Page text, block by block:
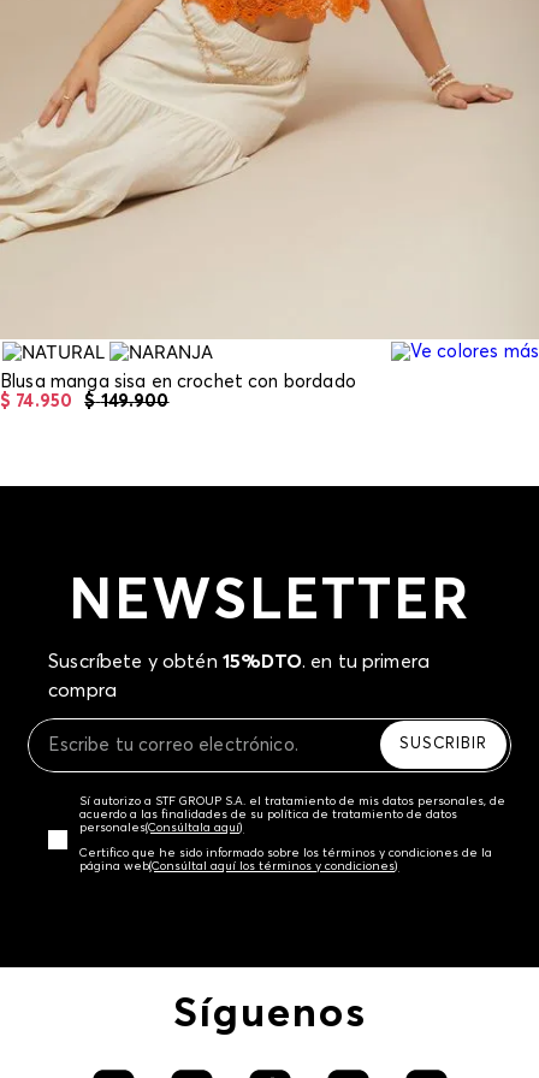
Blusa manga sisa en crochet con bordado
$ 149.900
$ 74.950
NEWSLETTER
Suscríbete y obtén 15%DTO. en tu primera
compra
SUSCRIBIR
Sí autorizo a STF GROUP S.A. el tratamiento de mis datos personales, de
acuerdo a las finalidades de su política de tratamiento de datos
personales‎(Consúltala aquí)
Certifico que he sido informado sobre los términos y condiciones de la
página web‎(Consúltal aquí los términos y condiciones)
Síguenos